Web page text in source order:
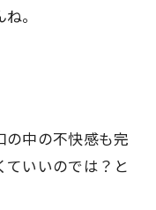
。
の中の不快感も完
いいのでは？と